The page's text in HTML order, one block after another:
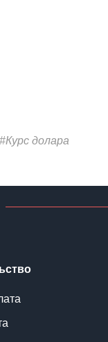
#Курс долара